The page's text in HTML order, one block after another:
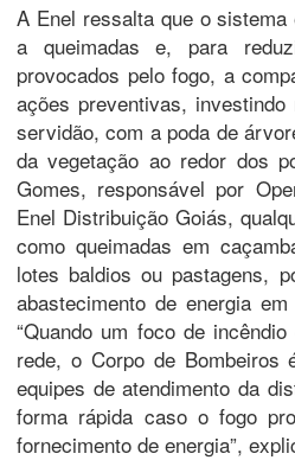
A Enel ressalta que o
a queimadas e, para
provocados pelo fogo, a
ações preventivas,
servidão, com a poda de
da vegetação ao redor dos
Gomes, responsável por
Enel Distribuição Goiás,
como queimadas em
lotes baldios ou pastagens,
abastecimento de energia
“Quando um foco de
rede, o Corpo de Bombeiros
equipes de atendimento da
forma rápida caso o fogo
fornecimento de energia”,